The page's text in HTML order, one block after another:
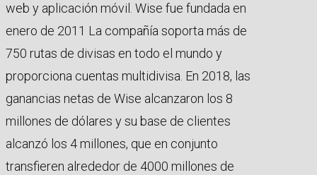
web y aplicación móvil. Wise fue fundada en
enero de 2011 La compañía soporta más de
750 rutas de divisas en todo el mundo y
proporciona cuentas multidivisa. En 2018, las
ganancias netas de Wise alcanzaron los 8
millones de dólares y su base de clientes
alcanzó los 4 millones, que en conjunto
transfieren alrededor de 4000 millones de